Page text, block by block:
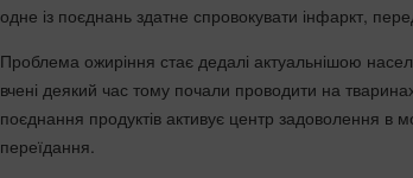
одне із поєднань здатне спровокувати інфаркт,
Проблема ожиріння стає дедалі актуальнішою
вчені деякий час тому почали проводити на
поєднання продуктів активує центр задоволення в
переїдання.